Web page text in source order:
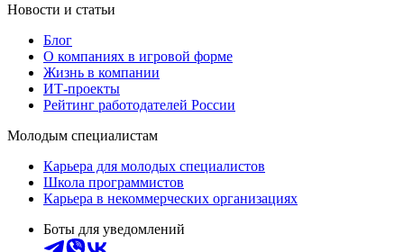
Новости и статьи
Блог
О компаниях в игровой форме
Жизнь в компании
ИТ-проекты
Рейтинг работодателей России
Молодым специалистам
Карьера для молодых специалистов
Школа программистов
Карьера в некоммерческих организациях
Боты для уведомлений